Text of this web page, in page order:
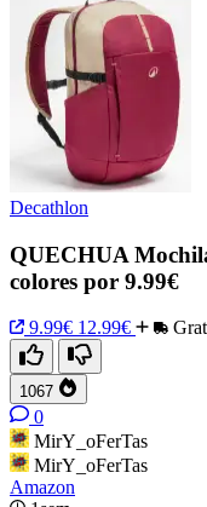
Decathlon
QUECHUA
colores por 9.99€
9.99€ 12.99€
1067
0
MirY_oFerTas
MirY_oFerTas
Amazon